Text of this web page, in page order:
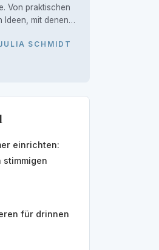
Von praktischen
Ideen, mit denen…
SCHMIDT
einrichten:
stimmigen
für drinnen